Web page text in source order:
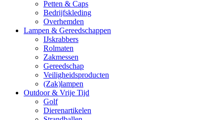
Petten & Caps
Bedrijfskleding
Overhemden
Lampen & Gereedschappen
IJskrabbers
Rolmaten
Zakmessen
Gereedschap
Veiligheidsproducten
(Zak)lampen
Outdoor & Vrije Tijd
Golf
Dierenartikelen